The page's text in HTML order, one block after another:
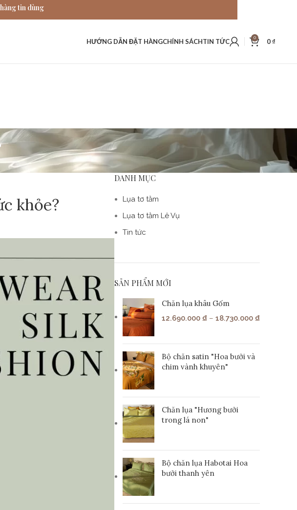
HƯỚNG DẪN ĐẶT HÀNGCHÍNH SÁCHTIN TỨC 0 0₫
khỏe?
DANH MỤC
Lụa tơ tằm
Lụa tơ tằm Lê Vụ
Tin tức
SẢN PHẨM MỚI
Chăn lụa khâu Gốm
12.690.000 ₫ – 18.730.000 ₫
Bộ chăn satin "Hoa bưởi và
chim vành khuyên"
Chăn lụa "Hương bưởi
trong lá non"
Bộ chăn lụa Habotai Hoa
bưởi thanh yên
tin dùng